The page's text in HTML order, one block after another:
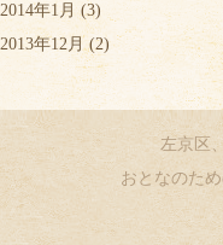
2014年1月 (3)
2013年12月 (2)
左京区
おとなのた